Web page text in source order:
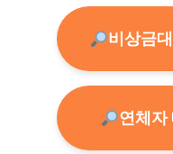
비상금
연체자